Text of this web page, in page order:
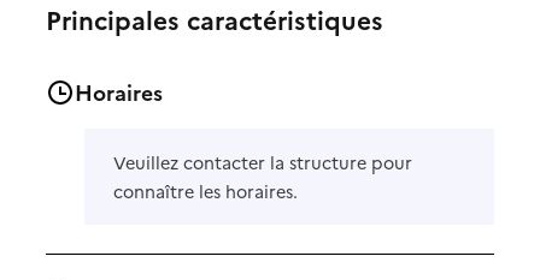
Principales caractéristiques
Horaires
Veuillez contacter la structure pour
connaître les horaires.